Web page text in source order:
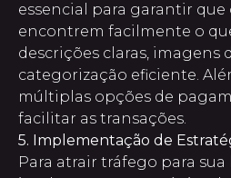
essencial para garantir que
encontrem facilmente o
descrições claras, imagens
categorização eficiente.
múltiplas opções de
facilitar as transações.
5. Implementação de
Para atrair tráfego para sua